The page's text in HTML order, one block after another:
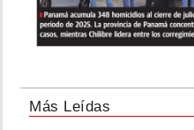
Más Leídas